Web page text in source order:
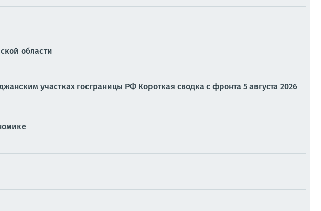
области
участках госграницы РФ Короткая сводка с фронта 5 августа 2026